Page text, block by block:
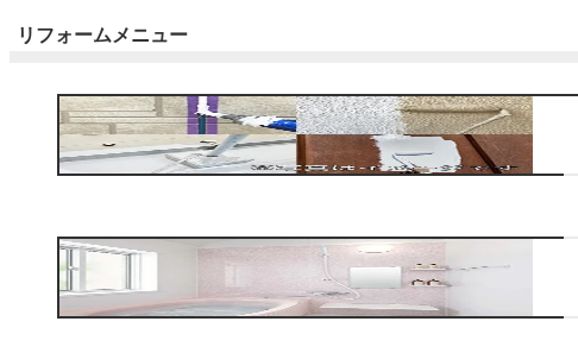
リフォームメニュー